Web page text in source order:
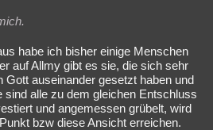
habe ich bisher einige Menschen
auf Allmy gibt es sie, die sich sehr
Gott auseinander gesetzt haben und
sind alle zu dem gleichen Entschluss
und angemessen grübelt, wird
bzw diese Ansicht erreichen.